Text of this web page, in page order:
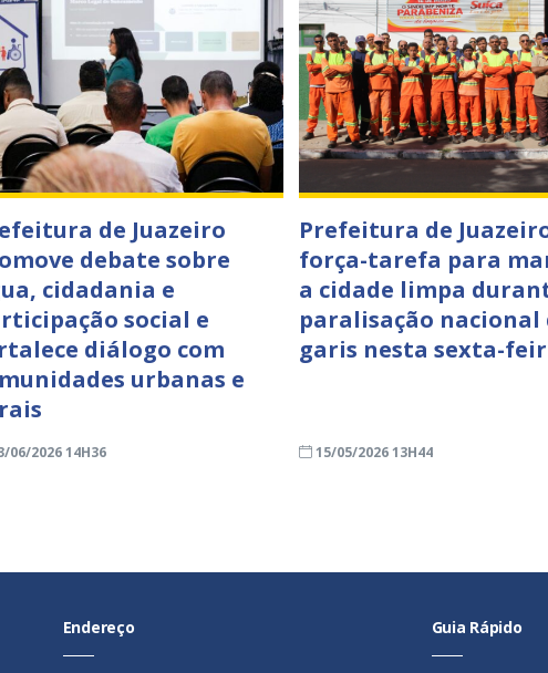
de Juazeiro
debate sobre
cidadania e
social e
diálogo com
urbanas e
06/2026 14H36
Prefeitura de
força-tarefa para
a cidade limpa
paralisação nacional
garis nesta sexta-
15/05/2026 13H44
Endereço Guia Rápido